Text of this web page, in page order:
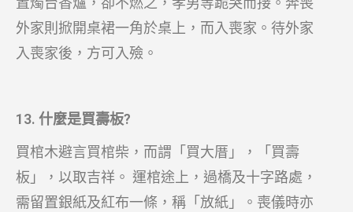
外家則掀開桌裙一角於桌上，而入喪家。待外家
入喪家後，方可入殮。
13. 什麼是買壽板?
買棺木避言買棺柴，而謂「買大厝」，「買壽
板」，以取吉祥。 運棺途上，過橋及十字路處，
需留置銀紙及紅布一條，稱「放紙」。喪儀時亦